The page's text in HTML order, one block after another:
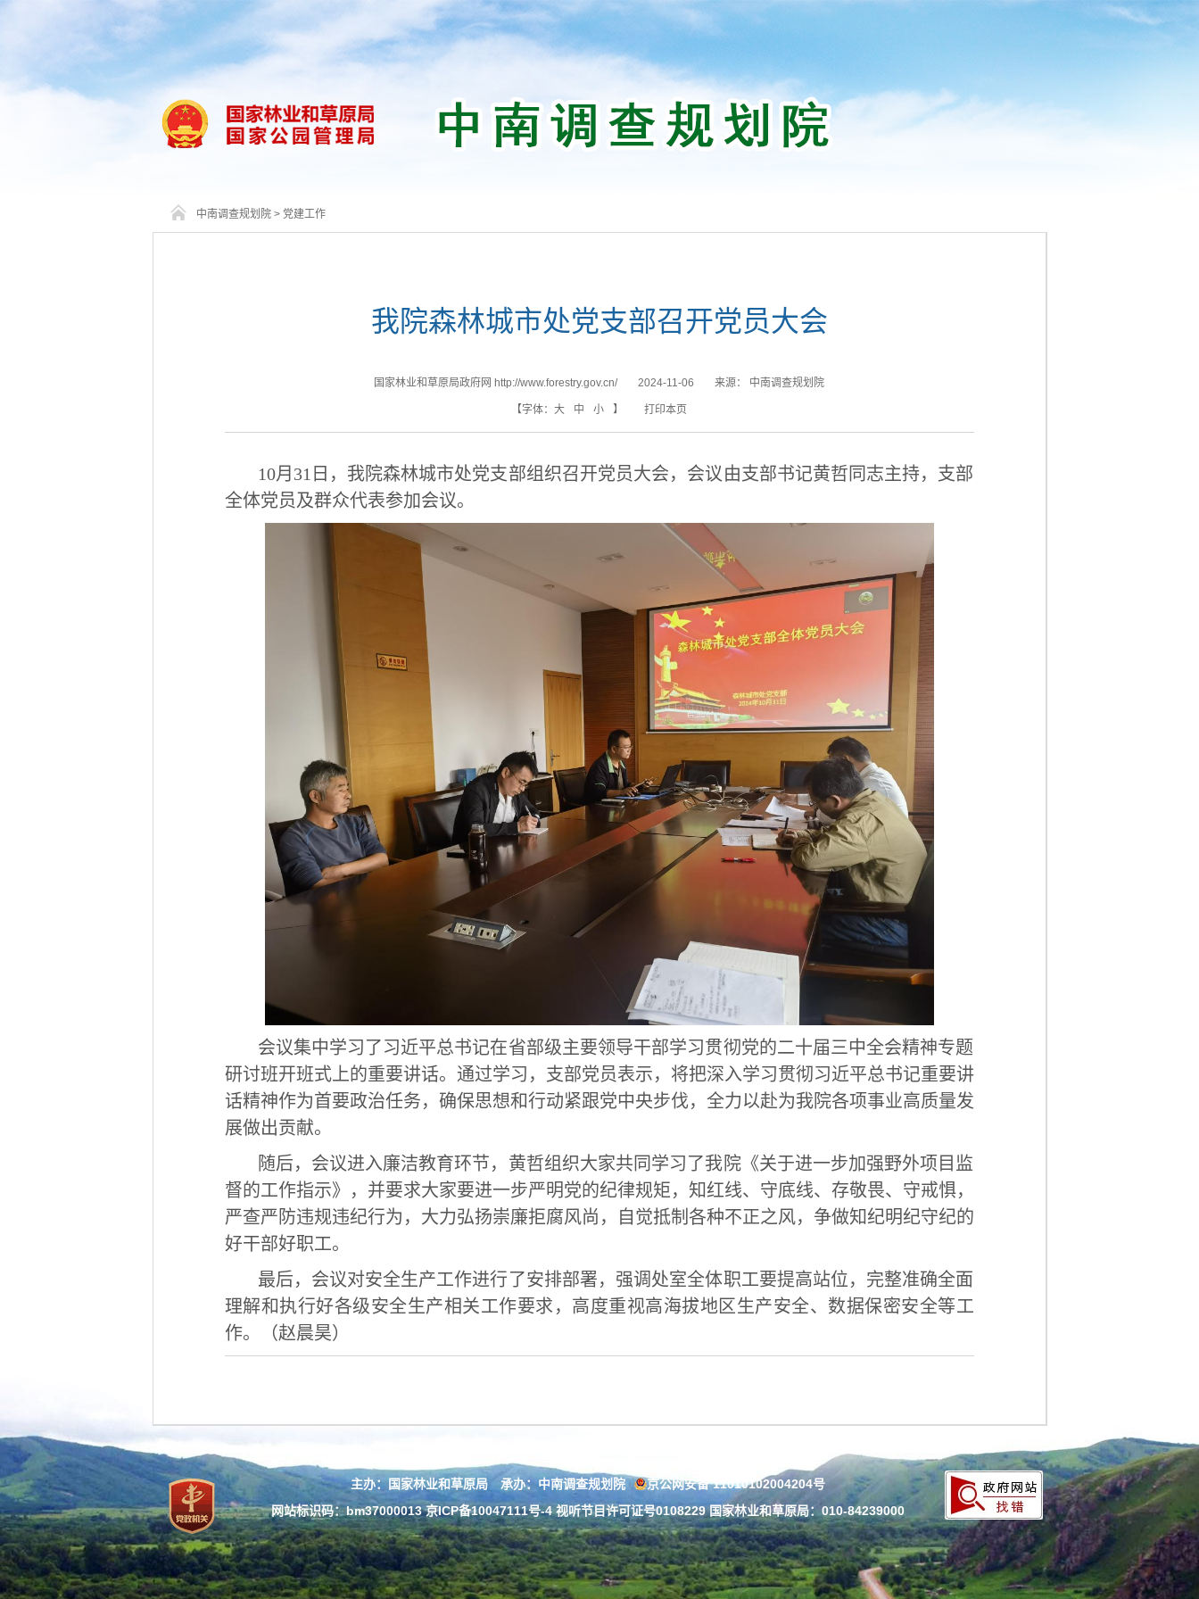
中南调查规划院 > 党建工作
我院森林城市处党支部召开党员大会
国家林业和草原局政府网 http://www.forestry.gov.cn/ 2024-11-06 来源： 中南调查规划院
【字体： 大 中 小 】 打印本页
10月31日，我院森林城市处党支部组织召开党员大会，会议由支部书记黄哲同志主持，支部
全体党员及群众代表参加会议。
会议集中学习了习近平总书记在省部级主要领导干部学习贯彻党的二十届三中全会精神专题
研讨班开班式上的重要讲话。通过学习，支部党员表示，将把深入学习贯彻习近平总书记重要讲
话精神作为首要政治任务，确保思想和行动紧跟党中央步伐，全力以赴为我院各项事业高质量发
展做出贡献。
随后，会议进入廉洁教育环节，黄哲组织大家共同学习了我院《关于进一步加强野外项目监
督的工作指示》，并要求大家要进一步严明党的纪律规矩，知红线、守底线、存敬畏、守戒惧，
严查严防违规违纪行为，大力弘扬崇廉拒腐风尚，自觉抵制各种不正之风，争做知纪明纪守纪的
好干部好职工。
最后，会议对安全生产工作进行了安排部署，强调处室全体职工要提高站位，完整准确全面
理解和执行好各级安全生产相关工作要求，高度重视高海拔地区生产安全、数据保密安全等工
作。（赵晨昊）
主办：国家林业和草原局 承办：中南调查规划院
京公网安备 11010102004204号
网站标识码：bm37000013京ICP备10047111号-4视听节目许可证号0108229 国家林业和草原局：010-84239000